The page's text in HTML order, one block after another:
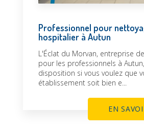
Professionnel pour
hospitalier à Autun
L'Éclat du Morvan, entreprise
pour les professionnels à
disposition si vous voulez que
établissement soit bien e...
EN